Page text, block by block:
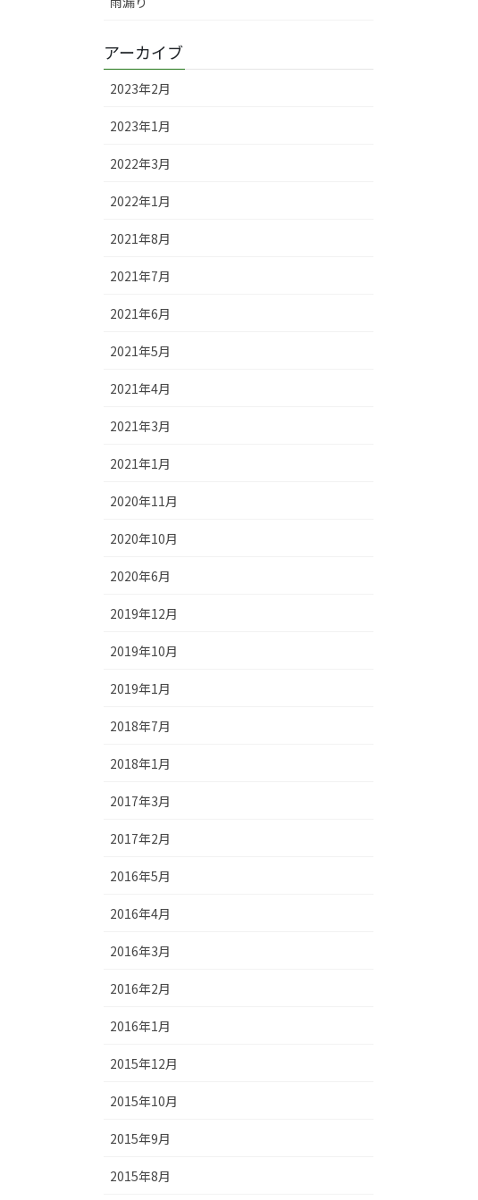
アーカイブ
2023年2月
2023年1月
2022年3月
2022年1月
2021年8月
2021年7月
2021年6月
2021年5月
2021年4月
2021年3月
2021年1月
2020年11月
2020年10月
2020年6月
2019年12月
2019年10月
2019年1月
2018年7月
2018年1月
2017年3月
2017年2月
2016年5月
2016年4月
2016年3月
2016年2月
2016年1月
2015年12月
2015年10月
2015年9月
2015年8月